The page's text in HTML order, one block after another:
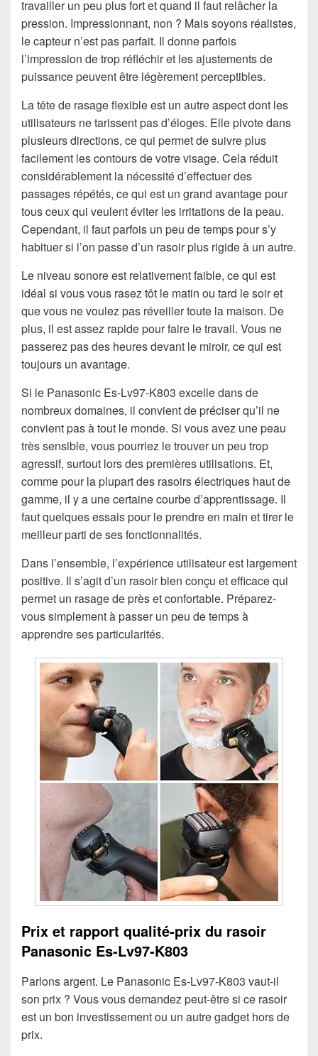
travailler un peu plus fort et quand il faut relâcher la
pression. Impressionnant, non ? Mais soyons réalistes,
le capteur n’est pas parfait. Il donne parfois
l’impression de trop réfléchir et les ajustements de
puissance peuvent être légèrement perceptibles.
La tête de rasage flexible est un autre aspect dont les
utilisateurs ne tarissent pas d’éloges. Elle pivote dans
plusieurs directions, ce qui permet de suivre plus
facilement les contours de votre visage. Cela réduit
considérablement la nécessité d’effectuer des
passages répétés, ce qui est un grand avantage pour
tous ceux qui veulent éviter les irritations de la peau.
Cependant, il faut parfois un peu de temps pour s’y
habituer si l’on passe d’un rasoir plus rigide à un autre.
Le niveau sonore est relativement faible, ce qui est
idéal si vous vous rasez tôt le matin ou tard le soir et
que vous ne voulez pas réveiller toute la maison. De
plus, il est assez rapide pour faire le travail. Vous ne
passerez pas des heures devant le miroir, ce qui est
toujours un avantage.
Si le Panasonic Es-Lv97-K803 excelle dans de
nombreux domaines, il convient de préciser qu’il ne
convient pas à tout le monde. Si vous avez une peau
très sensible, vous pourriez le trouver un peu trop
agressif, surtout lors des premières utilisations. Et,
comme pour la plupart des rasoirs électriques haut de
gamme, il y a une certaine courbe d’apprentissage. Il
faut quelques essais pour le prendre en main et tirer le
meilleur parti de ses fonctionnalités.
Dans l’ensemble, l’expérience utilisateur est largement
positive. Il s’agit d’un rasoir bien conçu et efficace qui
permet un rasage de près et confortable. Préparez-
vous simplement à passer un peu de temps à
apprendre ses particularités.
Prix et rapport qualité-prix du rasoir
Panasonic Es-Lv97-K803
Parlons argent. Le Panasonic Es-Lv97-K803 vaut-il
son prix ? Vous vous demandez peut-être si ce rasoir
est un bon investissement ou un autre gadget hors de
prix.